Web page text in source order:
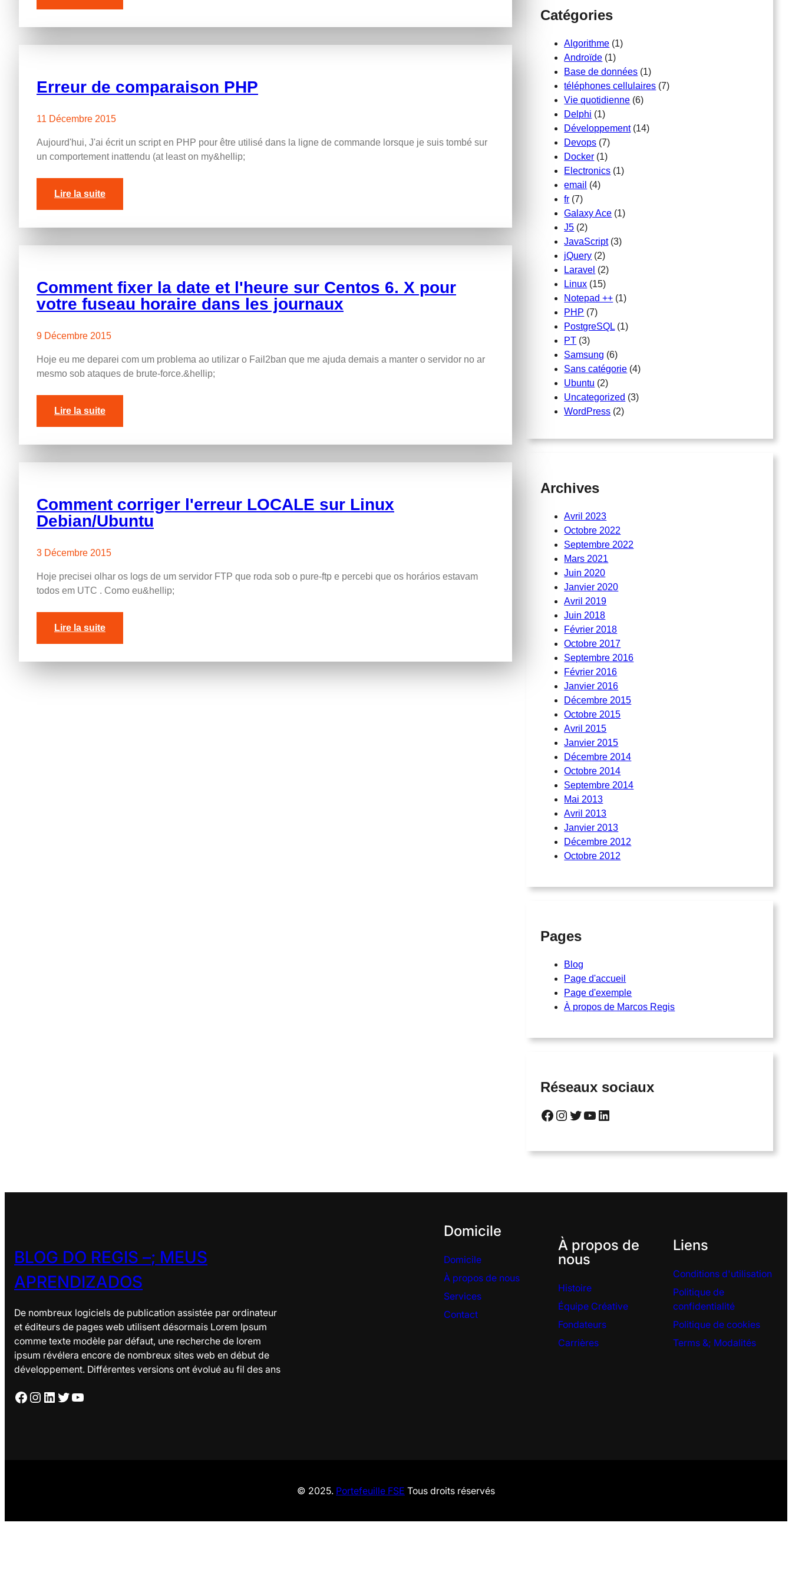
Erreur de comparaison PHP
11 Décembre 2015
Aujourd'hui, J'ai écrit un script en PHP pour être utilisé dans la ligne de commande lorsque je suis tombé sur
un comportement inattendu (at least on my&hellip;
Lire la suite
Comment fixer la date et l'heure sur Centos 6. X pour
votre fuseau horaire dans les journaux
9 Décembre 2015
Hoje eu me deparei com um problema ao utilizar o Fail2ban que me ajuda demais a manter o servidor no ar
mesmo sob ataques de brute-force.&hellip;
Lire la suite
Comment corriger l'erreur LOCALE sur Linux
Debian/Ubuntu
3 Décembre 2015
Hoje precisei olhar os logs de um servidor FTP que roda sob o pure-ftp e percebi que os horários estavam
todos em UTC . Como eu&hellip;
Lire la suite
h
Catégories
Algorithme (1)
Androïde (1)
Base de données (1)
téléphones cellulaires (7)
Vie quotidienne (6)
Delphi (1)
Développement(14)
Devops (7)
Docker (1)
Electronics (1)
email (4)
fr (7)
Galaxy Ace (1)
J5 (2)
JavaScript(3)
jQuery (2)
Laravel (2)
Linux (15)
Notepad ++ (1)
PHP (7)
PostgreSQL (1)
PT (3)
Samsung (6)
Sans catégorie (4)
Ubuntu (2)
Uncategorized (3)
WordPress (2)
Archives
Avril 2023
Octobre 2022
Septembre 2022
Mars 2021
Juin 2020
Janvier 2020
Avril 2019
Juin 2018
Février 2018
Octobre 2017
Septembre 2016
Février 2016
Janvier 2016
Décembre 2015
Octobre 2015
Avril 2015
Janvier 2015
Décembre 2014
Octobre 2014
Septembre 2014
Mai 2013
Avril 2013
Janvier 2013
Décembre 2012
Octobre 2012
Pages
Blog
Page d'accueil
Page d'exemple
À propos de Marcos Regis
Réseaux sociaux
Facebook Instagram Twitter YouTube LinkedIn
BLOG DO REGIS –; MEUS
APRENDIZADOS
De nombreux logiciels de publication assistée par ordinateur
et éditeurs de pages web utilisent désormais Lorem Ipsum
comme texte modèle par défaut, une recherche de lorem
ipsum révélera encore de nombreux sites web en début de
développement. Différentes versions ont évolué au fil des ans
Facebook Instagram LinkedIn Twitter YouTube
Domicile
Domicile
À propos de nous
Services
Contact
À propos de
nous
Histoire
Équipe Créative
Fondateurs
Carrières
Liens
Conditions d'utilisation
Politique de
confidentialité
Politique de cookies
Terms &; Modalités
© 2025. Portefeuille FSE Tous droits réservés